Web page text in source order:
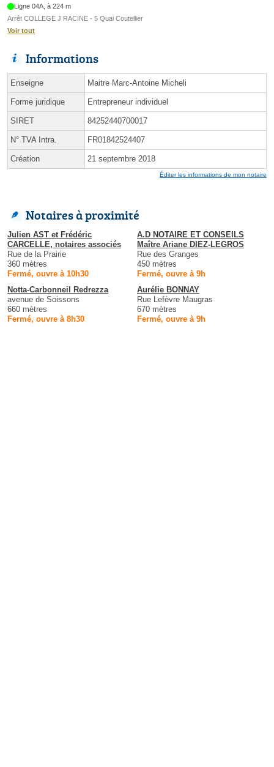
Ligne 04A, à 224 m
Arrêt COLLEGE J RACINE - 5 Quai Coutellier
Voir tout
Informations
Enseigne Maitre Marc-Antoine Micheli
Forme juridique Entrepreneur individuel
SIRET 84252440700017
N° TVA Intra. FR01842524407
Création 21 septembre 2018
Éditer les informations de mon notaire
Notaires à proximité
Julien AST et Frédéric
CARCELLE, notaires associés
Rue de la Prairie
360 mètres
Fermé, ouvre à 10h30
A.D NOTAIRE ET CONSEILS
Maître Ariane DIEZ-LEGROS
Rue des Granges
450 mètres
Fermé, ouvre à 9h
Notta-Carbonneil Redrezza
avenue de Soissons
660 mètres
Fermé, ouvre à 8h30
Aurélie BONNAY
Rue Lefèvre Maugras
670 mètres
Fermé, ouvre à 9h